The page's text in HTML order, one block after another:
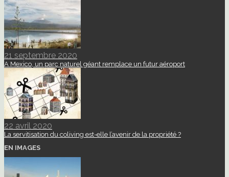
21 septembre 2020
A Mexico, un parc naturel géant remplace un futur aéroport
22 avril 2020
La servitisation du coliving est-elle l’avenir de la propriété ?
EN IMAGES